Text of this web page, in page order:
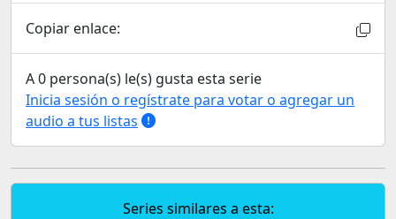
Copiar enlace:
A 0 persona(s) le(s) gusta esta serie
Inicia sesión o regístrate para votar o agregar un
audio a tus listas
Series similares a esta: